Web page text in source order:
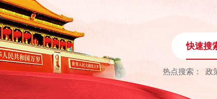
快速搜
热点搜索： 政